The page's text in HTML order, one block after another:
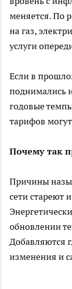
меняется. По
на газ,
услуги
Если в
поднимались
годовые
тарифов
Почему так
Причины
сети стареют
обновлении
Добавляются
изменения и